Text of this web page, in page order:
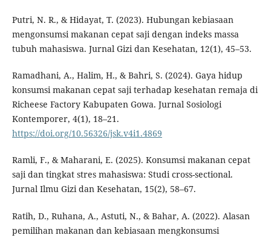
Putri, N. R., & Hidayat, T. (2023). Hubungan kebiasaan
mengonsumsi makanan cepat saji dengan indeks massa
tubuh mahasiswa. Jurnal Gizi dan Kesehatan, 12(1), 45–53.
Ramadhani, A., Halim, H., & Bahri, S. (2024). Gaya hidup
konsumsi makanan cepat saji terhadap kesehatan remaja di
Richeese Factory Kabupaten Gowa. Jurnal Sosiologi
Kontemporer, 4(1), 18–21.
https://doi.org/10.56326/jsk.v4i1.4869
Ramli, F., & Maharani, E. (2025). Konsumsi makanan cepat
saji dan tingkat stres mahasiswa: Studi cross-sectional.
Jurnal Ilmu Gizi dan Kesehatan, 15(2), 58–67.
Ratih, D., Ruhana, A., Astuti, N., & Bahar, A. (2022). Alasan
pemilihan makanan dan kebiasaan mengkonsumsi